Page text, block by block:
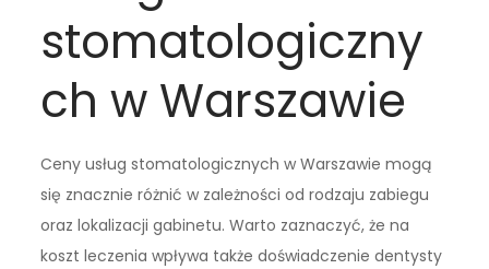
stomatologiczny
ch w Warszawie
Ceny usług stomatologicznych w Warszawie mogą
się znacznie różnić w zależności od rodzaju zabiegu
oraz lokalizacji gabinetu. Warto zaznaczyć, że na
koszt leczenia wpływa także doświadczenie dentysty